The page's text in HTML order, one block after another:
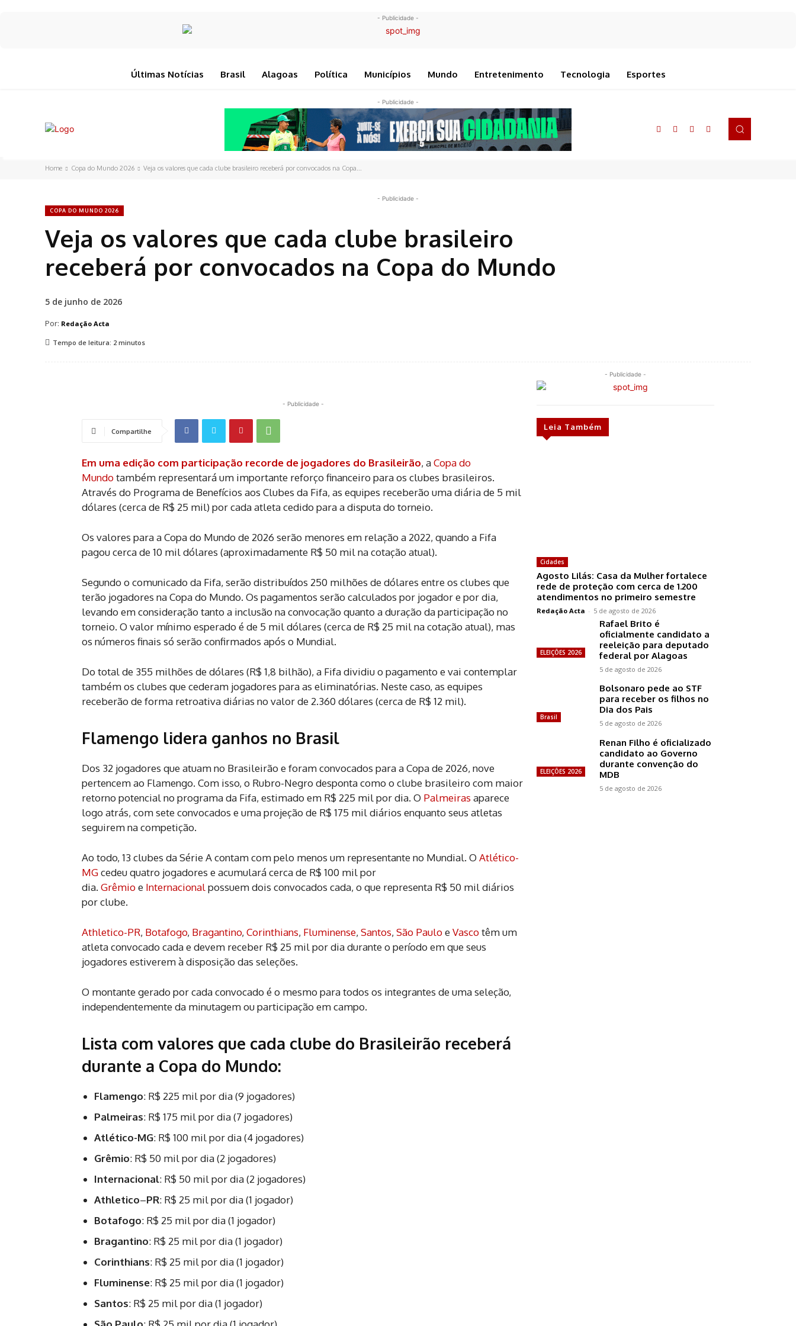
- Publicidade -
Últimas Notícias Brasil Alagoas Política Municípios Mundo Entretenimento Tecnologia Esportes
- Publicidade -
Home Copa do Mundo 2026 Veja os valores que cada clube brasileiro receberá por convocados na Copa...
- Publicidade -
COPA DO MUNDO 2026
Veja os valores que cada clube brasileiro
receberá por convocados na Copa do Mundo
5 de junho de 2026
Por: Redação Acta
Tempo de leitura: 2 minutos
- Publicidade -
Compartilhe
Em uma edição com participação recorde de jogadores do Brasileirão, aCopa do
Mundotambém representará um importante reforço financeiro para os clubes brasileiros.
Através do Programa de Benefícios aos Clubes da Fifa, as equipes receberão uma diária de 5 mil
dólares (cerca de R$ 25 mil) por cada atleta cedido para a disputa do torneio.
Os valores para a Copa do Mundo de 2026 serão menores em relação a 2022, quando a Fifa
pagou cerca de 10 mil dólares (aproximadamente R$ 50 mil na cotação atual).
Segundo o comunicado da Fifa, serão distribuídos 250 milhões de dólares entre os clubes que
terão jogadores na Copa do Mundo. Os pagamentos serão calculados por jogador e por dia,
levando em consideração tanto a inclusão na convocação quanto a duração da participação no
torneio. O valor mínimo esperado é de 5 mil dólares (cerca de R$ 25 mil na cotação atual), mas
os números finais só serão confirmados após o Mundial.
Do total de 355 milhões de dólares (R$ 1,8 bilhão), a Fifa dividiu o pagamento e vai contemplar
também os clubes que cederam jogadores para as eliminatórias. Neste caso, as equipes
receberão de forma retroativa diárias no valor de 2.360 dólares (cerca de R$ 12 mil).
Flamengo lidera ganhos no Brasil
Dos 32 jogadores que atuam no Brasileirão e foram convocados para a Copa de 2026, nove
pertencem ao Flamengo. Com isso, o Rubro-Negro desponta como o clube brasileiro com maior
retorno potencial no programa da Fifa, estimado em R$ 225 mil por dia. O Palmeiras aparece
logo atrás, com sete convocados e uma projeção de R$ 175 mil diários enquanto seus atletas
seguirem na competição.
Ao todo, 13 clubes da Série A contam com pelo menos um representante no Mundial. O Atlético-
MGcedeu quatro jogadores e acumulará cerca de R$ 100 mil por
dia. Grêmioe Internacionalpossuem dois convocados cada, o que representa R$ 50 mil diários
por clube.
Athletico-PR, Botafogo, Bragantino, Corinthians, Fluminense, Santos, São PauloeVascotêm um
atleta convocado cada e devem receber R$ 25 mil por dia durante o período em que seus
jogadores estiverem à disposição das seleções.
O montante gerado por cada convocado é o mesmo para todos os integrantes de uma seleção,
independentemente da minutagem ou participação em campo.
Lista com valores que cada clube do Brasileirão receberá
durante a Copa do Mundo:
Flamengo: R$ 225 mil por dia (9 jogadores)
Palmeiras: R$ 175 mil por dia (7 jogadores)
Atlético-MG: R$ 100 mil por dia (4 jogadores)
Grêmio: R$ 50 mil por dia (2 jogadores)
Internacional: R$ 50 mil por dia (2 jogadores)
Athletico–PR: R$ 25 mil por dia (1 jogador)
Botafogo: R$ 25 mil por dia (1 jogador)
Bragantino: R$ 25 mil por dia (1 jogador)
Corinthians: R$ 25 mil por dia (1 jogador)
Fluminense: R$ 25 mil por dia (1 jogador)
Santos: R$ 25 mil por dia (1 jogador)
- Publicidade -
Leia Também
Cidades
Agosto Lilás: Casa da Mulher fortalece
rede de proteção com cerca de 1.200
atendimentos no primeiro semestre
Redação Acta - 5 de agosto de 2026
ELEIÇÕES 2026
Rafael Brito é
oficialmente candidato a
reeleição para deputado
federal por Alagoas
5 de agosto de 2026
Brasil
Bolsonaro pede ao STF
para receber os filhos no
Dia dos Pais
5 de agosto de 2026
ELEIÇÕES 2026
Renan Filho é oficializado
candidato ao Governo
durante convenção do
MDB
5 de agosto de 2026